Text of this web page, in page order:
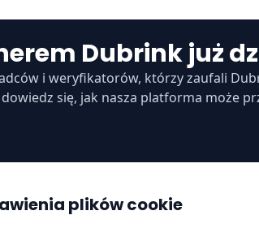
Dubrink już
i weryfikatorów, którzy zaufali
się, jak nasza platforma może
plików cookie